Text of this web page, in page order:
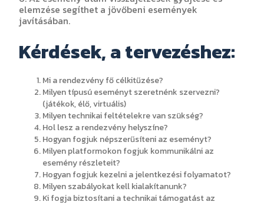
elemzése segíthet a jövőbeni események
javításában.
Kérdések, a tervezéshez:
Mi a rendezvény fő célkitűzése?
Milyen típusú eseményt szeretnénk szervezni?
(játékok, élő, virtuális)
Milyen technikai feltételekre van szükség?
Hol lesz a rendezvény helyszíne?
Hogyan fogjuk népszerűsíteni az eseményt?
Milyen platformokon fogjuk kommunikálni az
esemény részleteit?
Hogyan fogjuk kezelni a jelentkezési folyamatot?
Milyen szabályokat kell kialakítanunk?
Ki fogja biztosítani a technikai támogatást az